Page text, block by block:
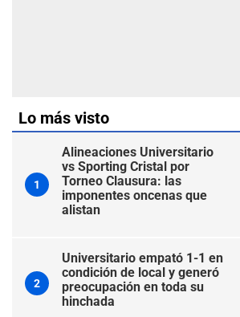
Lo más visto
1
Alineaciones Universitario
vs Sporting Cristal por
Torneo Clausura: las
imponentes oncenas que
alistan
2
Universitario empató 1-1 en
condición de local y generó
preocupación en toda su
hinchada